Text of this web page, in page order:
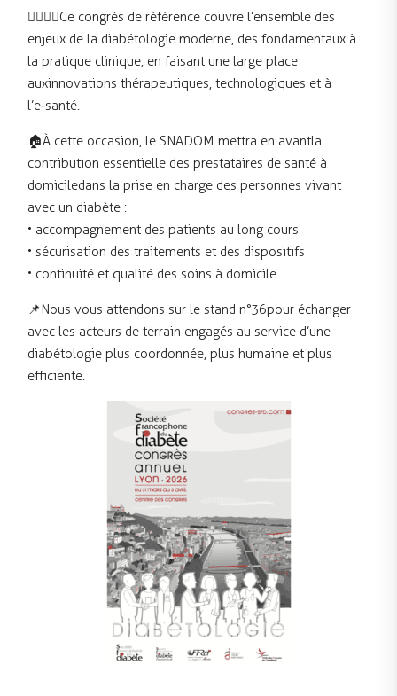
👩‍⚕️👨‍⚕️ Ce congrès de référence couvre l’ensemble des
enjeux de la diabétologie moderne, des fondamentaux à
la pratique clinique, en faisant une large place
aux innovations thérapeutiques, technologiques et à
l’e‑santé.
🏠 À cette occasion, le SNADOM mettra en avant la
contribution essentielle des prestataires de santé à
domicile dans la prise en charge des personnes vivant
avec un diabète :
• accompagnement des patients au long cours
• sécurisation des traitements et des dispositifs
• continuité et qualité des soins à domicile
📌 Nous vous attendons sur le stand n°36 pour échanger
avec les acteurs de terrain engagés au service d’une
diabétologie plus coordonnée, plus humaine et plus
efficiente.